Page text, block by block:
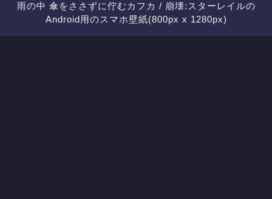
雨の中 傘をささずに佇むカフカ / 崩壊:スターレイルの
Android用のスマホ壁紙(800px x 1280px)